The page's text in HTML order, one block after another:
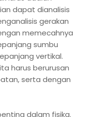
dapat dianalisis
gerakan
memecahnya
sumbu
vertikal.
harus berurusan
serta dengan
dalam fisika.